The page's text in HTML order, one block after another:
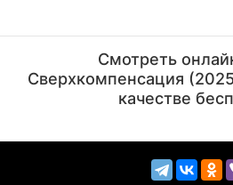
(Yates Dean)Смотреть
Сверхкомпенсация
качестве